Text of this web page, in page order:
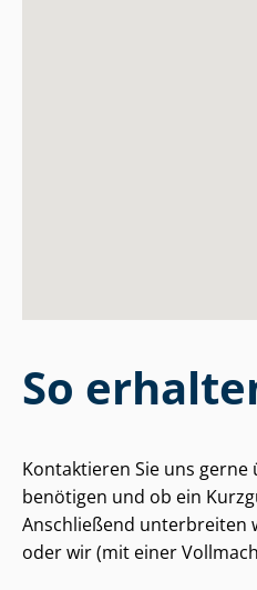
So
Kontaktieren Sie uns
benötigen und ob ein
Anschließend unterbreiten
oder wir (mit einer